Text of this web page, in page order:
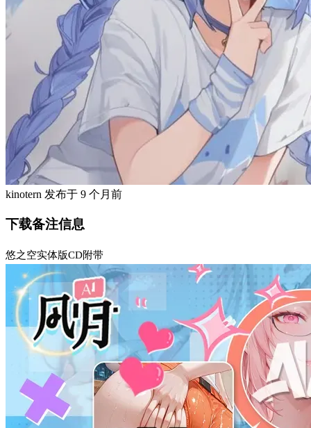
kinotern 发布于 9 个月前
下载备注信息
悠之空实体版CD附带